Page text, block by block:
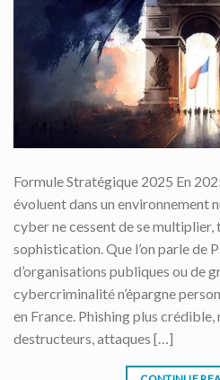
Formule Stratégique 2025 En
évoluent dans un environnement
cyber ne cessent de se multiplier,
sophistication. Que l’on parle de
d’organisations publiques ou de
cybercriminalité n’épargne
en France. Phishing plus
destructeurs, attaques […]